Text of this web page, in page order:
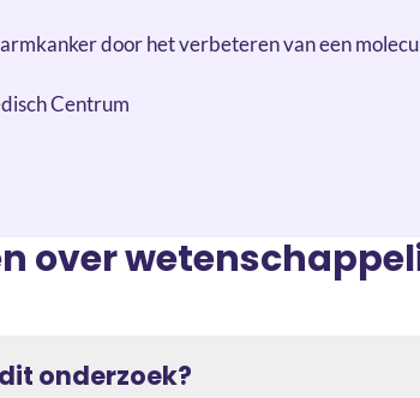
door het verbeteren van een
Centrum
over
onderzoek?